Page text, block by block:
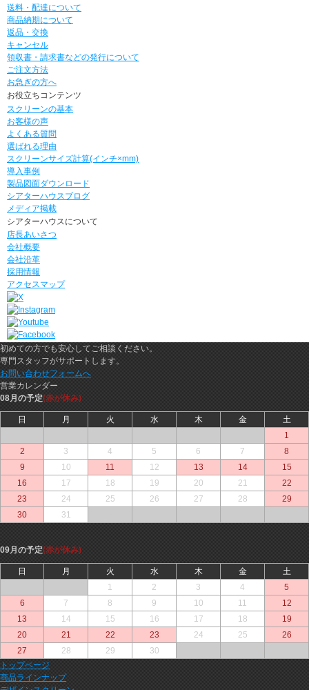
送料・配達について
商品納期について
返品・交換
キャンセル
領収書・請求書などの発行について
ご注文方法
お急ぎの方へ
お役立ちコンテンツ
スクリーンの基本
お客様の声
よくある質問
選ばれる理由
スクリーンサイズ計算(インチ×mm)
導入事例
製品図面ダウンロード
シアターハウスブログ
メディア掲載
シアターハウスについて
店長あいさつ
会社概要
会社沿革
採用情報
アクセスマップ
初めての方でも安心してご相談ください。
専門スタッフがサポートします。
お問い合わせフォームへ
営業カレンダー
08月の予定(赤が休み)
日 月 火 水 木 金
土
1
2
3 4 5 6 7
8
9
10 11 12 13 14
15
16
17 18 19 20 21
22
23
24 25 26 27 28
29
30
31
09月の予定(赤が休み)
日 月 火 水 木 金
土
1 2 3 4
5
6
7 8 9 10 11
12
13
14 15 16 17 18
19
20
21 22 23 24 25
26
27
28 29 30
トップページ
商品ラインナップ